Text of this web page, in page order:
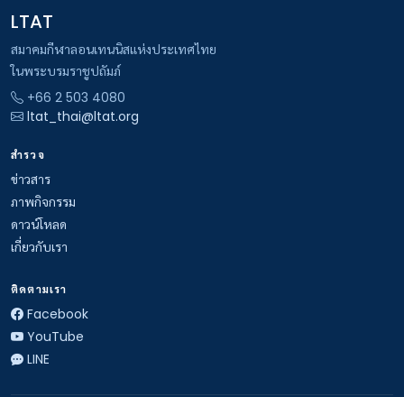
LTAT
สมาคมกีฬาลอนเทนนิสแห่งประเทศไทย
ในพระบรมราชูปถัมภ์
+66 2 503 4080
ltat_thai@ltat.org
สำรวจ
ข่าวสาร
ภาพกิจกรรม
ดาวน์โหลด
เกี่ยวกับเรา
ติดตามเรา
Facebook
YouTube
LINE